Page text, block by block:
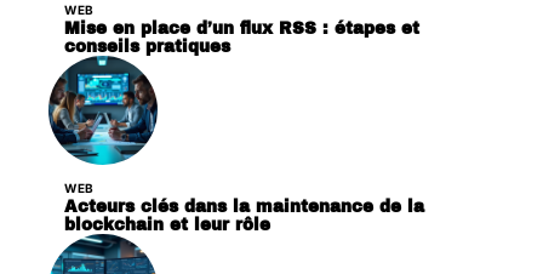
WEB
Mise en place d’un flux RSS : étapes et
conseils pratiques
WEB
Acteurs clés dans la maintenance de la
blockchain et leur rôle